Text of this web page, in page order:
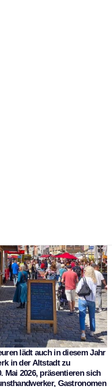
lädt auch in diesem Jahr
in der Altstadt zu
Mai 2026, präsentieren sich
Gastronomen